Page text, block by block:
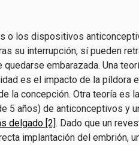
o los dispositivos
su interrupción, sí pueden
embarazada. Una
es el impacto de la píldora
la concepción. Otra teoría es
5 años) de anticonceptivos y
delgado [2]. Dado que un
implantación del embrión,